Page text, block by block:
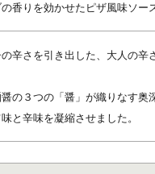
香りを効かせたピザ風味ソー
辛さを引き出した、大人の
の３つの「醤」が織りなす奥
と辛味を凝縮させました。